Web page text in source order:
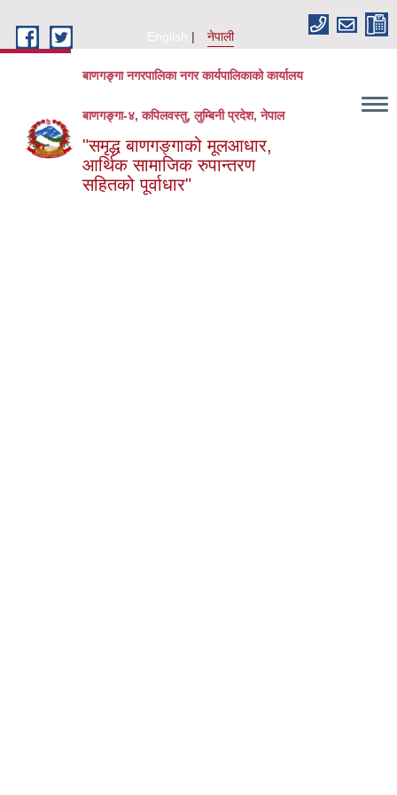
English
नेपाली
बाणगङ्गा नगरपालिका नगर कार्यपालिकाको कार्यालय
बाणगङ्गा-४, कपिलवस्तु, लुम्बिनी प्रदेश, नेपाल
"समृद्ध बाणगङ्गाको मूलआधार,
आर्थिक सामाजिक रुपान्तरण
सहितको पूर्वाधार"